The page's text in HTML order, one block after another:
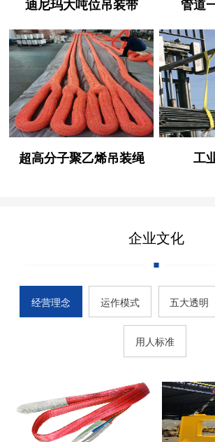
迪尼玛大吨位吊装带 管道
超高分子聚乙烯吊装绳 工
企业文化
经营理念 运作模式 五大透明
用人标准